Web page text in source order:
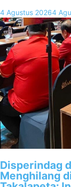
4 Agustus 20264
Disperindag
Menghilang